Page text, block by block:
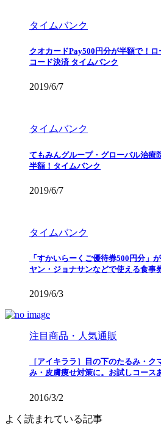
タイムバンク
クオカードPay500円分が半額で！
コード決済 タイムバンク
2019/6/7
タイムバンク
てもみんグループ・グローバル治療
半額！タイムバンク
2019/6/7
タイムバンク
「すかいらーくご優待券500円分」
ヤン・ジョナサンなどで使える食事
2019/6/3
注目商品・人気通販
［アイキララ］目の下のたるみ・
み・皮膚痩せ対策に。お試しコース
2016/3/2
よく読まれている記事